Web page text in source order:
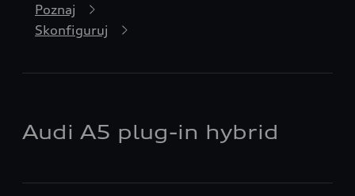
Poznaj
Skonfiguruj
Audi A5 plug-in hybrid